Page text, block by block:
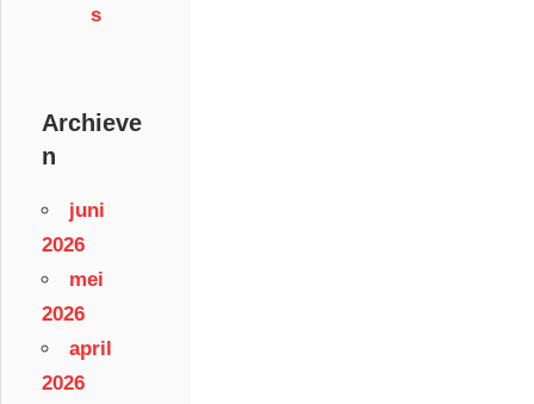
Archieve
n
juni
2026
mei
2026
april
2026